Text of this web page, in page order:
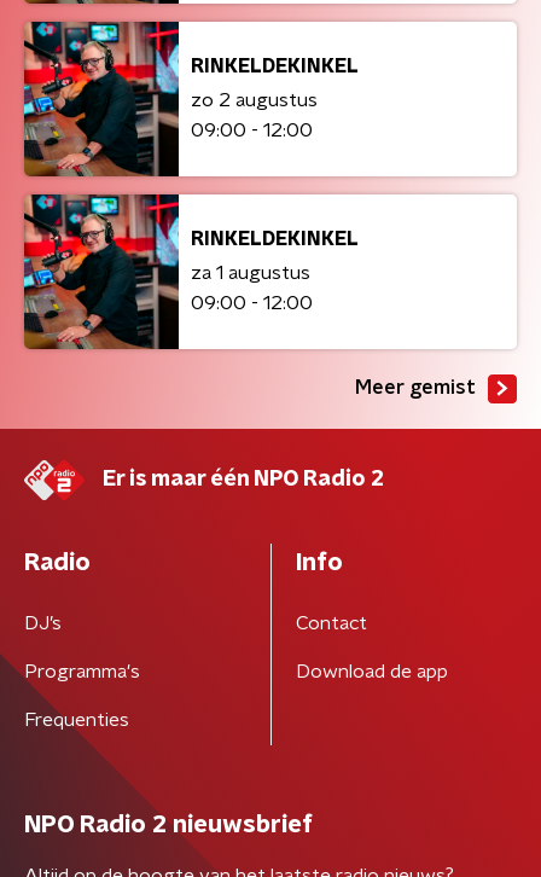
RINKELDEKINKEL
zo 2 augustus
09:00 - 12:00
RINKELDEKINKEL
za 1 augustus
09:00 - 12:00
Meer gemist
Er is maar één NPO Radio 2
Radio
DJ’s
Programma's
Frequenties
Info
Contact
Download de app
NPO Radio 2 nieuwsbrief